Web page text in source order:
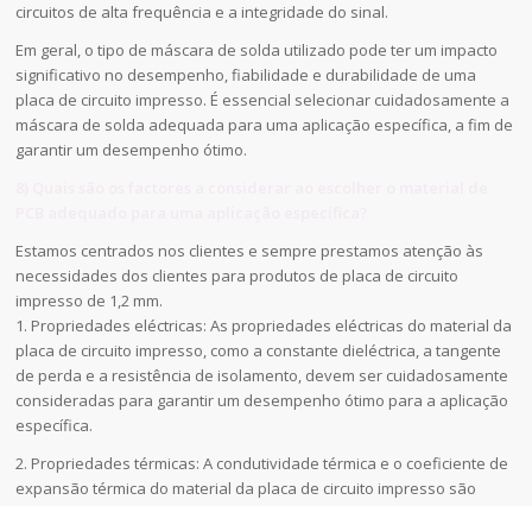
circuitos de alta frequência e a integridade do sinal.
Em geral, o tipo de máscara de solda utilizado pode ter um impacto
significativo no desempenho, fiabilidade e durabilidade de uma
placa de circuito impresso. É essencial selecionar cuidadosamente a
máscara de solda adequada para uma aplicação específica, a fim de
garantir um desempenho ótimo.
Estamos centrados nos clientes e sempre prestamos atenção às
necessidades dos clientes para produtos de placa de circuito
impresso de 1,2 mm.
1. Propriedades eléctricas: As propriedades eléctricas do material da
placa de circuito impresso, como a constante dieléctrica, a tangente
de perda e a resistência de isolamento, devem ser cuidadosamente
consideradas para garantir um desempenho ótimo para a aplicação
específica.
2. Propriedades térmicas: A condutividade térmica e o coeficiente de
expansão térmica do material da placa de circuito impresso são